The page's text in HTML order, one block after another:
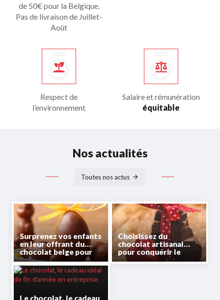
de 50€ pour la Belgique.
Pas de livraison de Juillet-
Août
Respect de
l’environnement
Salaire et rémunération
équitable
Nos actualités
Toutes nos actus
Surprenez vos enfants
en leur offrant du
chocolat belge pour
Pâques
Choisissez du
chocolat artisanal
pour conquérir le
cœur de votre